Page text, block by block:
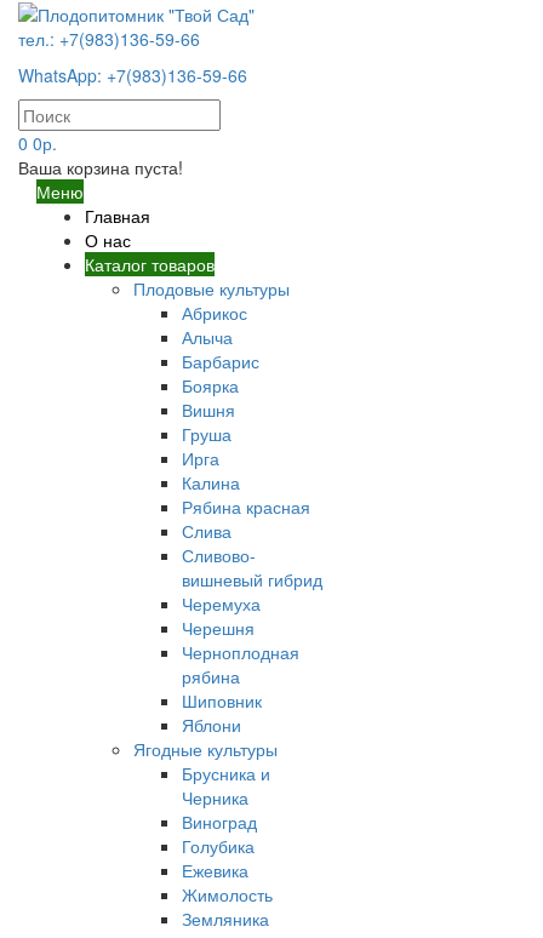
тел.: +7(983)136-59-66
WhatsApp: +7(983)136-59-66
0 0р.
Ваша корзина пуста!
Меню
Главная
О нас
Каталог товаров
Плодовые культуры
Абрикос
Алыча
Барбарис
Боярка
Вишня
Груша
Ирга
Калина
Рябина красная
Слива
Сливово-
вишневый гибрид
Черемуха
Черешня
Черноплодная
рябина
Шиповник
Яблони
Ягодные культуры
Брусника и
Черника
Виноград
Голубика
Ежевика
Жимолость
Земляника